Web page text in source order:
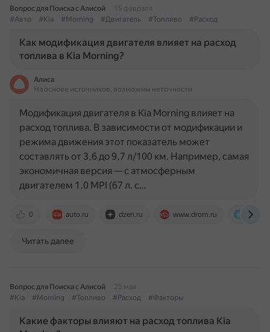
Вопрос для Поиска с Алисой
15 февраля
#Авто
#Kia #Morning #Двигатель #Топливо #Расход
Как модификация двигателя влияет на расход
топлива в Kia Morning?
Алиса
На основе источников, возможны неточности
0 auto.ru dzen.ru www.drom.ru agts.ru
Модификация двигателя в Kia Morning влияет на
расход топлива. В зависимости от модификации и
режима движения этот показатель может
составлять от 3,6 до 9,7 л/100 км. Например, самая
экономичная версия — с атмосферным
двигателем 1.0 MPI (67 л. с…
Читать далее
Вопрос для Поиска с Алисой
25 мая
#Kia
#Morning #Топливо #Расход #Факторы
Какие факторы влияют на расход топлива Kia